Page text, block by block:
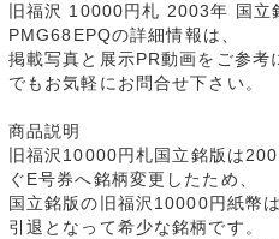
旧福沢 10000円札 2003年 国
PMG68EPQの詳細情報は、
掲載写真と展示PR動画をご参考
でもお気軽にお問合せ下さい。
商品説明
旧福沢10000円札国立銘版は
ぐE号券へ銘柄変更したため、
国立銘版の旧福沢10000円紙幣
引退となって希少な銘柄です。